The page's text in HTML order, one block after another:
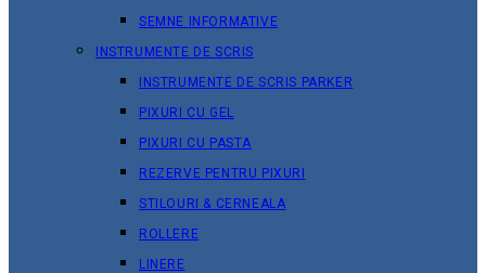
SEMNE INFORMATIVE
INSTRUMENTE DE SCRIS
INSTRUMENTE DE SCRIS PARKER
PIXURI CU GEL
PIXURI CU PASTA
REZERVE PENTRU PIXURI
STILOURI & СERNEALA
ROLLERE
LINERE